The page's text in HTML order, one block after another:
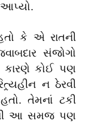
આપ્યો.
કે એ રાતની
સંજોગો
કારણે કોઈ પણ
ન ઠેરવી
તેમનાં ટકી
આ સમજ પણ